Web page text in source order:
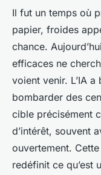
10
générer
Bona•25/05/2026
Il fut un temps où
papier, froides
chance.
efficaces ne
voient venir. L’IA
bombarder des
cible précisément
d’intérêt, souvent
ouvertement.
redéfinit ce qu’est